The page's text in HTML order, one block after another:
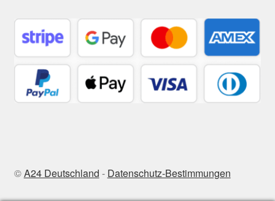
©A24 Deutschland - Datenschutz-Bestimmungen